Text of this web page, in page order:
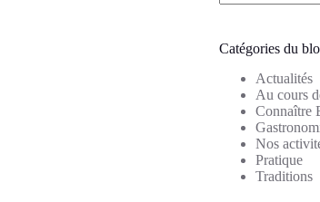
Catégories du
Actualités
Au cours
Connaître
Nos
Pratique
Traditions